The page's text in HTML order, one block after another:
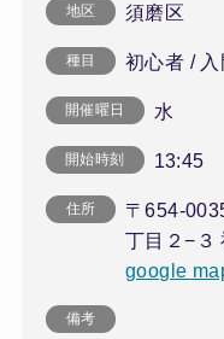
地区 須磨区
種目 初心者 /
開催曜日 水
開始時刻 13:45
住所
〒654-
丁目２−３
google
備考